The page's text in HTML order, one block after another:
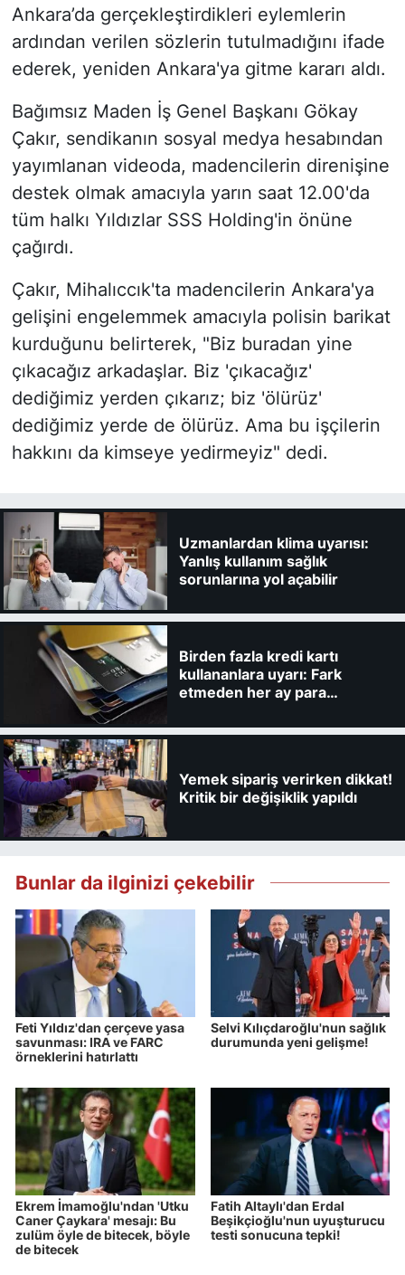
Ankara’da gerçekleştirdikleri eylemlerin
ardından verilen sözlerin tutulmadığını ifade
ederek, yeniden Ankara'ya gitme kararı aldı.
Bağımsız Maden İş Genel Başkanı Gökay
Çakır, sendikanın sosyal medya hesabından
yayımlanan videoda, madencilerin direnişine
destek olmak amacıyla yarın saat 12.00'da
tüm halkı Yıldızlar SSS Holding'in önüne
çağırdı.
Çakır, Mihalıccık'ta madencilerin Ankara'ya
gelişini engelemmek amacıyla polisin barikat
kurduğunu belirterek, "Biz buradan yine
çıkacağız arkadaşlar. Biz 'çıkacağız'
dediğimiz yerden çıkarız; biz 'ölürüz'
dediğimiz yerde de ölürüz. Ama bu işçilerin
hakkını da kimseye yedirmeyiz" dedi.
Uzmanlardan klima uyarısı:
Yanlış kullanım sağlık
sorunlarına yol açabilir
Birden fazla kredi kartı
kullananlara uyarı: Fark
etmeden her ay para
Yemek sipariş verirken dikkat!
Kritik bir değişiklik yapıldı
Bunlar da ilginizi çekebilir
Feti Yıldız'dan çerçeve yasa
savunması: IRA ve FARC
örneklerini hatırlattı
Selvi Kılıçdaroğlu'nun sağlık
durumunda yeni gelişme!
Ekrem İmamoğlu'ndan 'Utku
Caner Çaykara' mesajı: Bu
zulüm öyle de bitecek, böyle
de bitecek
Fatih Altaylı'dan Erdal
Beşikçioğlu'nun uyuşturucu
testi sonucuna tepki!